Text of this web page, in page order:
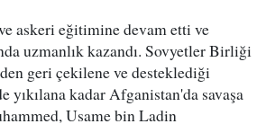
askeri eğitimine devam etti ve
uzmanlık kazandı. Sovyetler Birliği
geri çekilene ve desteklediği
yıkılana kadar Afganistan'da savaşa
Usame bin Ladin